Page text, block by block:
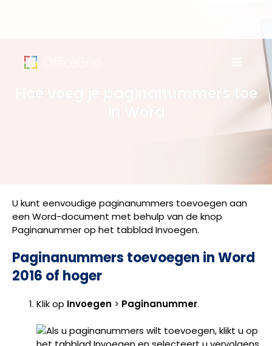
Hoe voeg je paginanummers toe
in Word
U kunt eenvoudige paginanummers toevoegen aan
een Word-document met behulp van de knop
Paginanummer op het tabblad Invoegen.
Paginanummers toevoegen in Word
2016 of hoger
Klik op Invoegen > Paginanummer.